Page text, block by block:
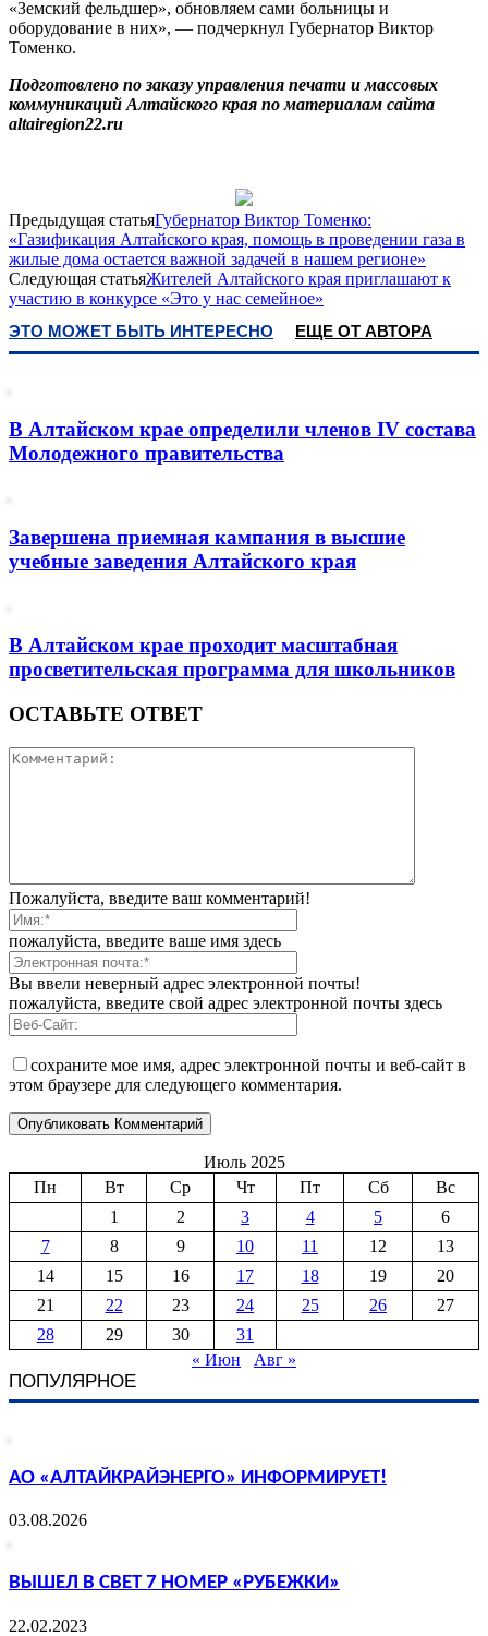
«Земский фельдшер», обновляем сами больницы и
оборудование в них», — подчеркнул Губернатор Виктор
Томенко.
Подготовлено по заказу управления печати и массовых
коммуникаций Алтайского края по материалам сайта
altairegion22.ru
Предыдущая статьяГубернатор Виктор Томенко:
«Газификация Алтайского края, помощь в проведении газа в
жилые дома остается важной задачей в нашем регионе»
Следующая статьяЖителей Алтайского края приглашают к
участию в конкурсе «Это у нас семейное»
ЭТО МОЖЕТ БЫТЬ ИНТЕРЕСНО ЕЩЕ ОТ АВТОРА
В Алтайском крае определили членов IV состава
Молодежного правительства
Завершена приемная кампания в высшие
учебные заведения Алтайского края
В Алтайском крае проходит масштабная
просветительская программа для школьников
ОСТАВЬТЕ ОТВЕТ
Пожалуйста, введите ваш комментарий!
пожалуйста, введите ваше имя здесь
Вы ввели неверный адрес электронной почты!
пожалуйста, введите свой адрес электронной почты здесь
сохраните мое имя, адрес электронной почты и веб-сайт в
этом браузере для следующего комментария.
Июль 2025
Пн
Вт Ср Чт Пт Сб
Вс
1
2 3 4 5
6
7
8 9 10 11 12
13
14
15 16 17 18 19
20
21
22 23 24 25 26
27
28
29 30
31
« Июн
Авг »
ПОПУЛЯРНОЕ
АО «АЛТАЙКРАЙЭНЕРГО» ИНФОРМИРУЕТ!
03.08.2026
ВЫШЕЛ В СВЕТ 7 НОМЕР «РУБЕЖКИ»
22.02.2023